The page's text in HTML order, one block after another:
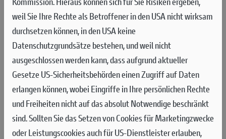
geschaffen und verschiebt damit erneut die Grenzen der
Straßen-Supersportmotorräder. Die neue Panigale V4 entstand
durch eine tiefgreifende Weiterentwicklung des Motorrads, das
zwei Jahre in Folge die Superbike-Weltmeisterschaft
gewonnen hat. In Bezug auf Design, technische Basis und
Ergonomie erfolgte eine komplette Überarbeitung. Eine
Entwicklung, die es ermöglicht, die Vorteile der
Weiterentwicklung von Reifen, Aerodynamik und Elektronik
voll auszuschöpfen, auch dank der Erfahrung von Ducati Corse.
weil Sie Ihre Rechte als Betroffener in den USA nicht wirksam
durchsetzen können, in den USA keine
Datenschutzgrundsätze bestehen, und weil nicht
ausgeschlossen werden kann, dass aufgrund aktueller
Gesetze US-Sicherheitsbehörden einen Zugriff auf Daten
erlangen können, wobei Eingriffe in Ihre persönlichen Rechte
und Freiheiten nicht auf das absolut Notwendige beschränkt
sind.Sollten Sie das Setzen von Cookies für Marketingzwecke
oder Leistungscookies auch für US-Dienstleister erlauben,